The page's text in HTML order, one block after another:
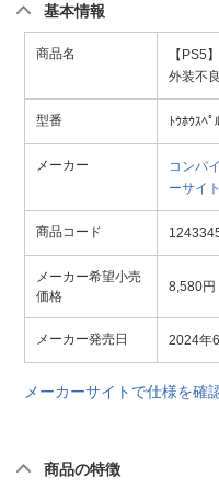
基本情報
商品名
【PS5
外装不
型番 ﾄｳﾎｳｽﾍﾟ
メーカー コンパ
ーサイ
商品コード
メーカー希望小売
価格
8,580円
メーカー発売日 2024年
メーカーサイトで仕様を確
商品の特徴